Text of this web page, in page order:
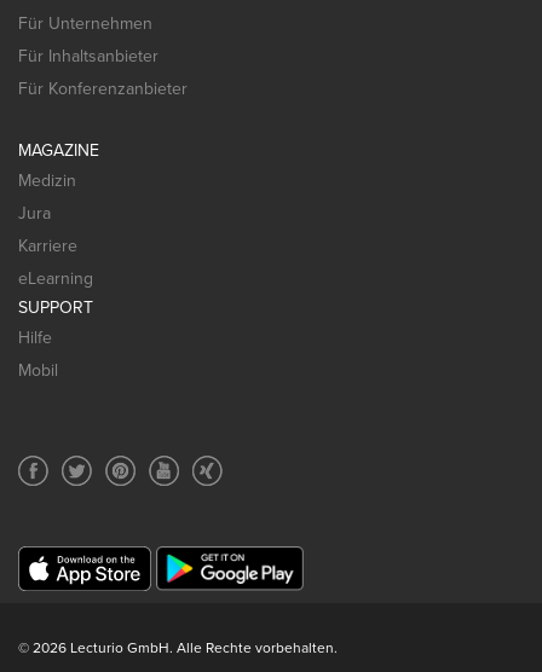
Für Unternehmen
Für Inhaltsanbieter
Für Konferenzanbieter
MAGAZINE
Medizin
Jura
Karriere
eLearning
SUPPORT
Hilfe
Mobil
© 2026 Lecturio GmbH. Alle Rechte vorbehalten.